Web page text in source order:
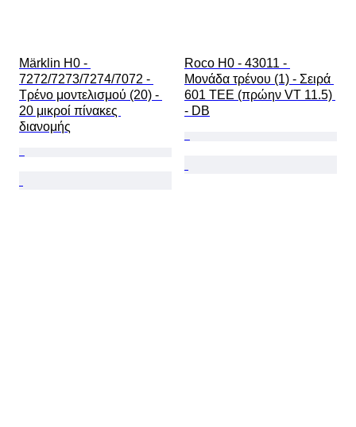
Märklin H0 -
7272/7273/7274/7072 -
Τρένο μοντελισμού (20) -
20 μικροί πίνακες
διανομής
Roco H0 - 43011 -
Μονάδα τρένου (1) - Σειρά
601 TEE (πρώην VT 11.5)
- DB